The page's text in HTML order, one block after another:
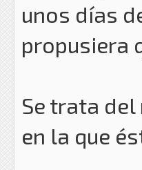
unos días
propusiera
Se trata
en la que